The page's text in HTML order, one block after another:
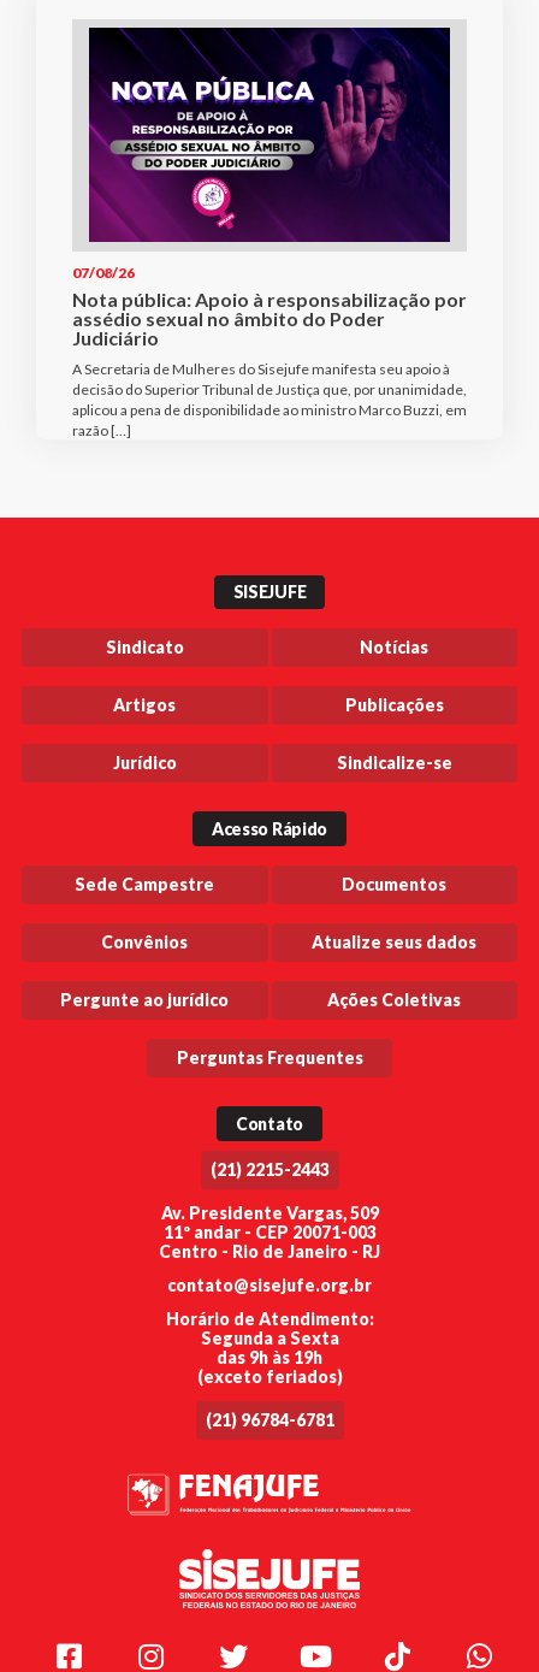
07/08/26
Nota pública: Apoio à responsabilização por
assédio sexual no âmbito do Poder
Judiciário
A Secretaria de Mulheres do Sisejufe manifesta seu apoio à
decisão do Superior Tribunal de Justiça que, por unanimidade,
aplicou a pena de disponibilidade ao ministro Marco Buzzi, em
razão […]
SISEJUFE
Sindicato Notícias
Artigos Publicações
Jurídico Sindicalize-se
Acesso Rápido
Sede Campestre Documentos
Convênios Atualize seus dados
Pergunte ao jurídico Ações Coletivas
Perguntas Frequentes
Contato
(21) 2215-2443
Av. Presidente Vargas, 509
11º andar - CEP 20071-003
Centro - Rio de Janeiro - RJ
contato@sisejufe.org.br
Horário de Atendimento:
Segunda a Sexta
das 9h às 19h
(exceto feriados)
(21) 96784-6781
Facebook Instagram Twitter Youtube TikTok